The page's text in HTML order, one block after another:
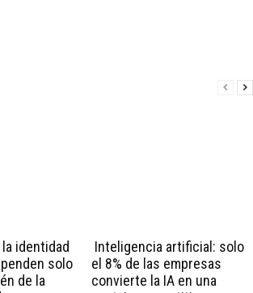
identidad
solo
de la
Inteligencia artificial: solo
el 8% de las empresas
convierte la IA en una